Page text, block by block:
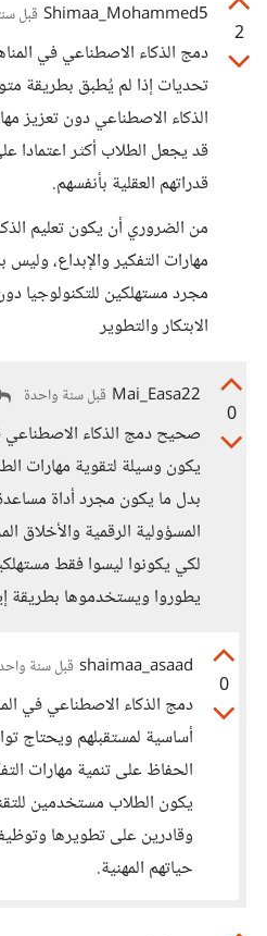
2
Shimaa_Mohammed5 قبل
دمج الذكاء الاصطناعي في
تحديات إذا لم يُطبق بطريقة
الذكاء الاصطناعي دون تعزيز
قد يجعل الطلاب أكثر اعتمادا
قدراتهم العقلية بأنفسهم.
من الضروري أن يكون تعليم
مهارات التفكير والإبداع،
مجرد مستهلكين للتكنولوجيا
الابتكار والتطوير
0
Mai_Easa22 قبل سنة واحدة
صحيح دمج الذكاء
يكون وسيلة لتقوية مهارات
بدل ما يكون مجرد أداة
المسؤولية الرقمية والأخلاق
لكي يكونوا ليسوا فقط
يطوروا ويستخدموها بطريقة
0
shaimaa_asaad قبل سنة
دمج الذكاء الاصطناعي في
أساسية لمستقبلهم ويحتاج
الحفاظ على تنمية مهارات
يكون الطلاب مستخدمين
وقادرين على تطويرها
حياتهم المهنية.